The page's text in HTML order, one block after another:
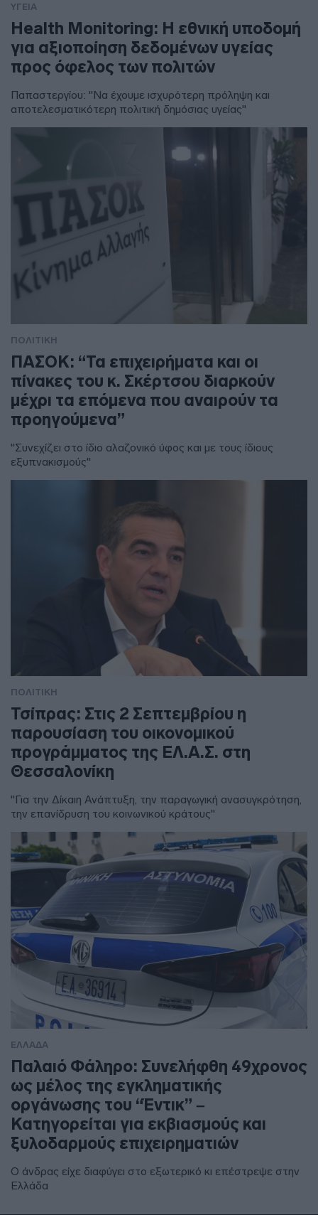
ΥΓΕΙΑ
Health Monitoring: Η εθνική υποδομή
για αξιοποίηση δεδομένων υγείας
προς όφελος των πολιτών
Παπαστεργίου: "Να έχουμε ισχυρότερη πρόληψη και
αποτελεσματικότερη πολιτική δημόσιας υγείας"
ΠΟΛΙΤΙΚΗ
ΠΑΣΟΚ: “Τα επιχειρήματα και οι
πίνακες του κ. Σκέρτσου διαρκούν
μέχρι τα επόμενα που αναιρούν τα
προηγούμενα”
"Συνεχίζει στο ίδιο αλαζονικό ύφος και με τους ίδιους
εξυπνακισμούς"
ΠΟΛΙΤΙΚΗ
Τσίπρας: Στις 2 Σεπτεμβρίου η
παρουσίαση του οικονομικού
προγράμματος της ΕΛ.Α.Σ. στη
Θεσσαλονίκη
"Για την Δίκαιη Ανάπτυξη, την παραγωγική ανασυγκρότηση,
την επανίδρυση του κοινωνικού κράτους"
ΕΛΛΑΔΑ
Παλαιό Φάληρο: Συνελήφθη 49χρονος
ως μέλος της εγκληματικής
οργάνωσης του “Έντικ” –
Κατηγορείται για εκβιασμούς και
ξυλοδαρμούς επιχειρηματιών
Ο άνδρας είχε διαφύγει στο εξωτερικό κι επέστρεψε στην
Ελλάδα